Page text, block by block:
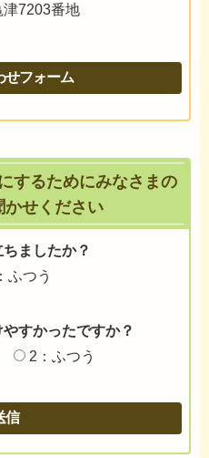
津7203番地
するためにみなさまの
かせください
ましたか？
ふつう
すかったですか？
2：ふつう